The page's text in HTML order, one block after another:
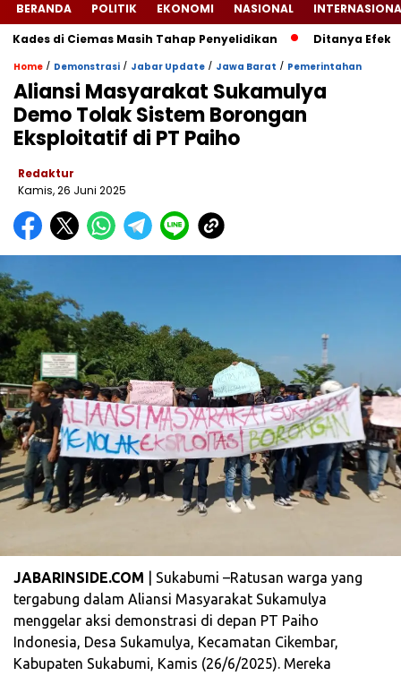
BERANDA POLITIK EKONOMI NASIONAL
Ciemas Masih Tahap Penyelidikan
‎Ditanya Efektivitas
Home / Demonstrasi / Jabar Update / Jawa Barat / Pemerintahan
Aliansi Masyarakat Sukamulya
Demo Tolak Sistem Borongan
Eksploitatif di PT Paiho
Redaktur
Kamis, 26 Juni 2025
JABARINSIDE.COM | Sukabumi –Ratusan warga yang
tergabung dalam Aliansi Masyarakat Sukamulya
menggelar aksi demonstrasi di depan PT Paiho
Indonesia, Desa Sukamulya, Kecamatan Cikembar,
Kabupaten Sukabumi, Kamis (26/6/2025). Mereka